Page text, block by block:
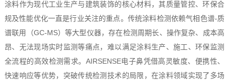
涂料作为现代工业生产与建筑装饰的核心材料，其质量管控、环保合
规及性能优化一直是行业关注的重点。传统涂料检测依赖气相色谱-质
谱联用（GC-MS）等大型仪器，存在检测周期长、操作复杂、成本高
昂、无法现场实时监测等痛点，难以满足涂料生产、施工、环保监测
全流程的高效检测需求。AIRSENSE电子鼻凭借高灵敏度、便携性、
快速响应等优势，突破传统检测技术的局限，在涂料领域实现了多场